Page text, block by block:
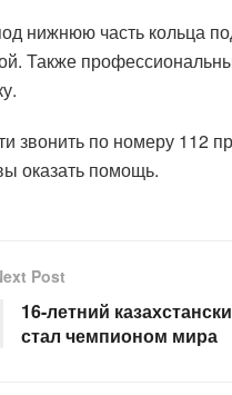
нижнюю часть кольца
Также
звонить по номеру 112
оказать помощь.
Post
16-летний
стал чемпионом мира